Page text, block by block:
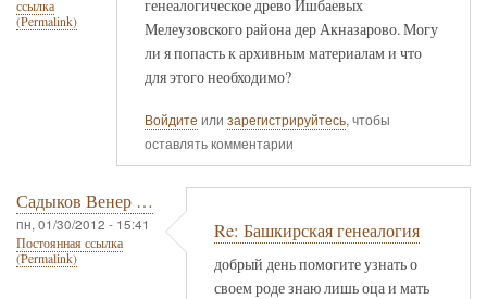
ссылка
(Permalink)
генеалогическое древо Ишбаевых
Мелеузовского района дер Акназарово. Могу
ли я попасть к архивным материалам и что
для этого необходимо?
Войдите или зарегистрируйтесь, чтобы
оставлять комментарии
Садыков Венер …
пн, 01/30/2012 - 15:41
Постоянная ссылка
(Permalink)
Re: Башкирская генеалогия
добрый день помогите узнать о
своем роде знаю лишь оца и мать